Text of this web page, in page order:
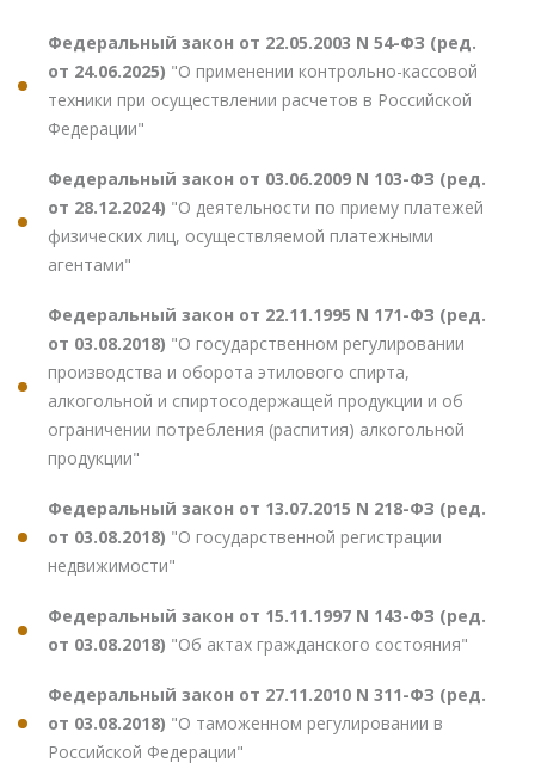
Федеральный закон от 22.05.2003 N 54-ФЗ (ред.
от 24.06.2025) "О применении контрольно-кассовой
техники при осуществлении расчетов в Российской
Федерации"
Федеральный закон от 03.06.2009 N 103-ФЗ (ред.
от 28.12.2024) "О деятельности по приему платежей
физических лиц, осуществляемой платежными
агентами"
Федеральный закон от 22.11.1995 N 171-ФЗ (ред.
от 03.08.2018) "О государственном регулировании
производства и оборота этилового спирта,
алкогольной и спиртосодержащей продукции и об
ограничении потребления (распития) алкогольной
продукции"
Федеральный закон от 13.07.2015 N 218-ФЗ (ред.
от 03.08.2018) "О государственной регистрации
недвижимости"
Федеральный закон от 15.11.1997 N 143-ФЗ (ред.
от 03.08.2018) "Об актах гражданского состояния"
Федеральный закон от 27.11.2010 N 311-ФЗ (ред.
от 03.08.2018) "О таможенном регулировании в
Российской Федерации"